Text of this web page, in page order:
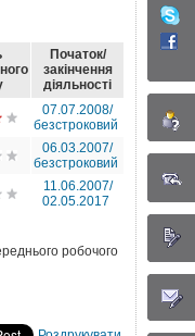
Початок/
закінчення
діяльності
07.07.2008/
безстроковий
06.03.2007/
безстроковий
11.06.2007/
02.05.2017
робочого